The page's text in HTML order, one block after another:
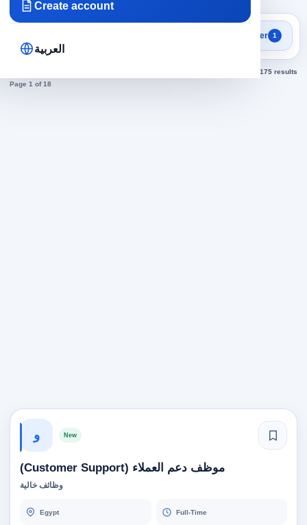
Create account
العربية
Focused search results
Customer Service jobs Filter 1
175 results
Page 1 of 18
و New
موظف دعم العملاء (Customer Support)
وظائف خالية
Egypt Full-Time